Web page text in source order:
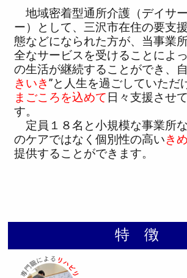
地域密着型通所介護（デイサ
ー）として、三沢市在住の要支
態などになられた方が、当事業
全なサービスを受けることによ
の生活が継続することができ、
きいき”と人生を過ごしていただ
まごころを込めて 日々支援させ
す。
定員１８名と小規模な事業所
のケアではなく個別性の高いき
提供することができます。
特 徴